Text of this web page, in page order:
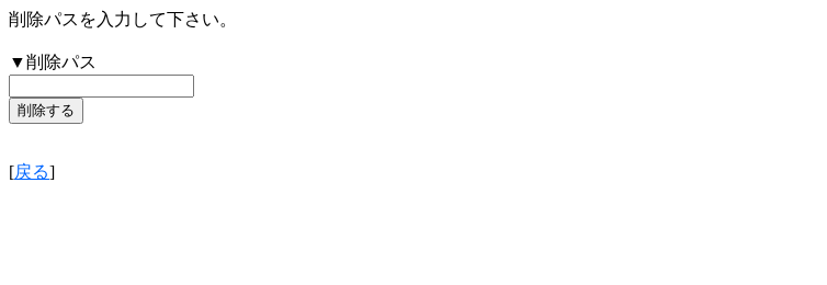
削除パスを入力して下さい。
▼削除パス
[戻る]